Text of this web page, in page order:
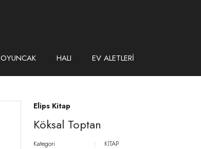
OYUNCAK HALI EV ALETLERİ
Elips Kitap
Köksal Toptan
Kategori
KİTAP